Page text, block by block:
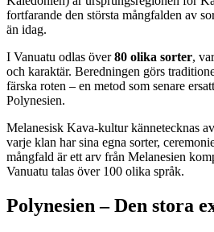
fortfarande den största mångfalden av
än idag.
I Vanuatu odlas över80 olika sorter,
och karaktär. Beredningen görs
färska roten – en metod som senare
Polynesien.
Melanesisk Kava-kultur kännetecknas av
varje klan har sina egna sorter,
mångfald är ett arv från Melanesien
Vanuatu talas över 100 olika språk.
Polynesien – Den stora